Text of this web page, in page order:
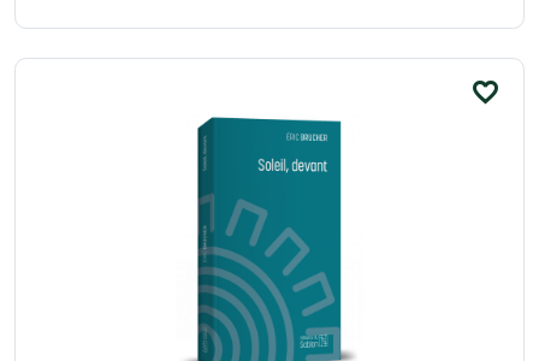
favorite_border